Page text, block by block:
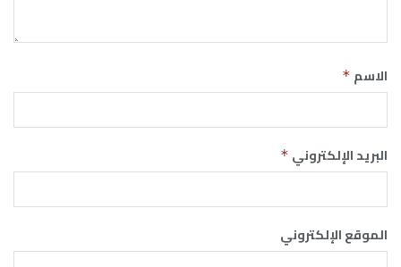
الاسم *
البريد الإلكتروني *
الموقع الإلكتروني